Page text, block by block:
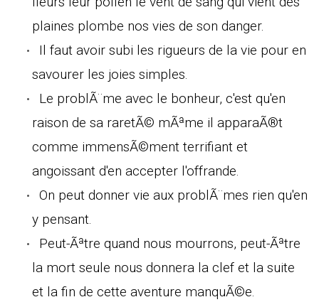
plaines plombe nos vies de son danger.
Il faut avoir subi les rigueurs de la vie pour en
savourer les joies simples.
Le problÃ¨me avec le bonheur, c'est qu'en
raison de sa raretÃ© mÃªme il apparaÃ®t
comme immensÃ©ment terrifiant et
angoissant d'en accepter l'offrande.
On peut donner vie aux problÃ¨mes rien qu'en
y pensant.
Peut-Ãªtre quand nous mourrons, peut-Ãªtre
la mort seule nous donnera la clef et la suite
et la fin de cette aventure manquÃ©e.